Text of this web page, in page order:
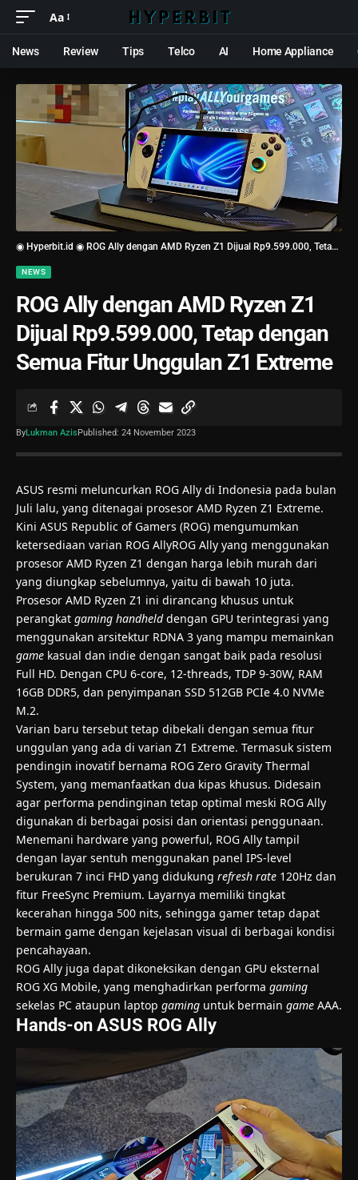
Aa
News Review Tips Telco AI Home Appliance
◉ Hyperbit.id ◉ ROG Ally dengan AMD Ryzen Z1 Dijual Rp9.599.000, Tetap dengan Semua Fitur Unggulan Z1 Extreme
NEWS
ROG Ally dengan AMD Ryzen Z1
Dijual Rp9.599.000, Tetap dengan
Semua Fitur Unggulan Z1 Extreme
ByLukman AzisPublished: 24 November 2023
ASUS resmi meluncurkan ROG Ally di Indonesia pada bulan
Juli lalu, yang ditenagai prosesor AMD Ryzen Z1 Extreme.
Kini ASUS Republic of Gamers (ROG) mengumumkan
ketersediaan varian ROG AllyROG Ally yang menggunakan
prosesor AMD Ryzen Z1 dengan harga lebih murah dari
yang diungkap sebelumnya, yaitu di bawah 10 juta.
Prosesor AMD Ryzen Z1 ini dirancang khusus untuk
perangkat gaming handhelddengan GPU terintegrasi yang
menggunakan arsitektur RDNA 3 yang mampu memainkan
game kasual dan indie dengan sangat baik pada resolusi
Full HD. Dengan CPU 6-core, 12-threads, TDP 9-30W, RAM
16GB DDR5, dan penyimpanan SSD 512GB PCIe 4.0 NVMe
M.2.
Varian baru tersebut tetap dibekali dengan semua fitur
unggulan yang ada di varian Z1 Extreme. Termasuk sistem
pendingin inovatif bernama ROG Zero Gravity Thermal
System, yang memanfaatkan dua kipas khusus. Didesain
agar performa pendinginan tetap optimal meski ROG Ally
digunakan di berbagai posisi dan orientasi penggunaan.
Menemani hardware yang powerful, ROG Ally tampil
dengan layar sentuh menggunakan panel IPS-level
berukuran 7 inci FHD yang didukung refresh rate 120Hz dan
fitur FreeSync Premium. Layarnya memiliki tingkat
kecerahan hingga 500 nits, sehingga gamer tetap dapat
bermain game dengan kejelasan visual di berbagai kondisi
pencahayaan.
ROG Ally juga dapat dikoneksikan dengan GPU eksternal
ROG XG Mobile, yang menghadirkan performa gaming
sekelas PC ataupun laptop gaming untuk bermain game AAA.
Hands-on ASUS ROG Ally